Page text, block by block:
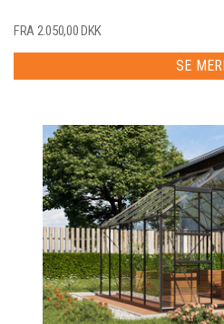
FRA 2.050,00 DKK
SE